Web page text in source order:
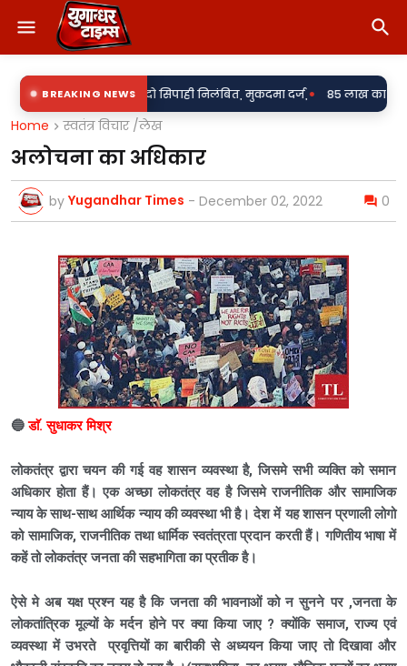
BREAKING NEWS
के आरोप में दो सिपाही निलंबित, मुकदमा दर्ज, • 85 लाख का खेल या
Home स्वतंत्र विचार /लेख
अलोचना का अधिकार
by Yugandhar Times - December 02, 2022 0
🔵डाॅ. सुधाकर मिश्र
लोकतंत्र द्वारा चयन की गई वह शासन व्यवस्था है, जिसमे सभी व्यक्ति को समान
अधिकार होता हैं। एक अच्छा लोकतंत्र वह है जिसमे राजनीतिक और सामाजिक
न्याय के साथ-साथ आर्थिक न्याय की व्यवस्था भी है। देश में यह शासन प्रणाली लोगो
को सामाजिक, राजनीतिक तथा धार्मिक स्वतंत्रता प्रदानकरती हैं। गणितीय भाषा में
कहें तो लोकतंत्र जनता की सहभागिता का प्रतीक है।
ऐसे मे अब यक्ष प्रश्न यह है कि जनता की भावनाओं को न सुनने पर ,जनता के
लोकतांत्रिक मूल्यों के मर्दन होने पर क्या किया जाए ? क्योंकि समाज, राज्य एवं
व्यवस्था में उभरते प्रवृत्तियों का बारीकी से अध्ययन किया जाए तो दिखावा और